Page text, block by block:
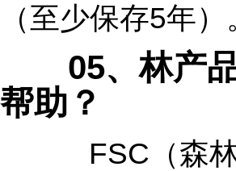
（至少保存5年）
05、林产品
帮助？
FSC（森林